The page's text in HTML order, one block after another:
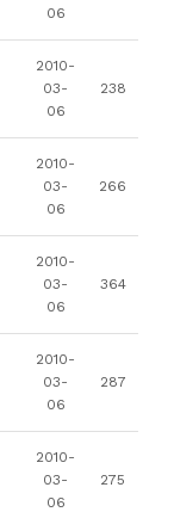
06
2010-
03-
06
238
2010-
03-
06
266
2010-
03-
06
364
2010-
03-
06
287
2010-
03-
06
275